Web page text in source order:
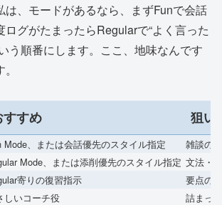
は、モードがあるなら、まずFunで会話
ログがたまったらRegularで“よく言った
う順番にします。ここ、地味なんです
すすめ 狙い
Mode、または会話優先のスタイル指定
雑談の
Mode、または添削優先のスタイル指定 文法・
寄りの復習指示
要点の
しいコーチ役 詰まっ